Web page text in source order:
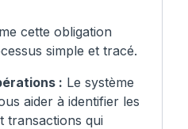
cette obligation
simple et tracé.
: Le système
aider à identifier les
transactions qui